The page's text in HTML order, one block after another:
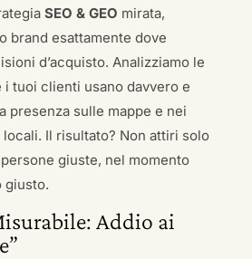
SEO & GEO mirata,
brand esattamente dove
d’acquisto. Analizziamo le
i tuoi clienti usano davvero e
presenza sulle mappe e nei
Il risultato? Non attiri solo
giuste, nel momento
giusto.
Addio ai